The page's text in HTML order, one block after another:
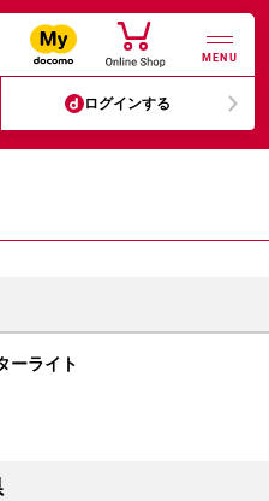
MENU
ログインする
ーライト